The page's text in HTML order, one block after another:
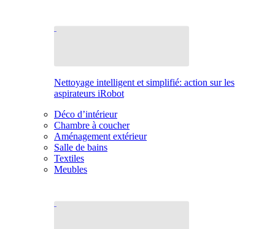
Nettoyage intelligent et simplifié: action sur les
aspirateurs iRobot
Déco d’intérieur
Chambre à coucher
Aménagement extérieur
Salle de bains
Textiles
Meubles